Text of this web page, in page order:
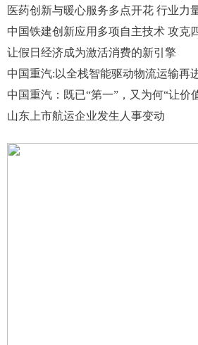
医药创新与暖心服务多点开花 行业力
中国铁建创新应用多项自主技术 攻克
让假日经济成为激活消费的新引擎
中国重汽:以全栈智能驱动物流运输再
中国重汽：既已“第一”，又为何“让价
山东上市航运企业发生人事变动